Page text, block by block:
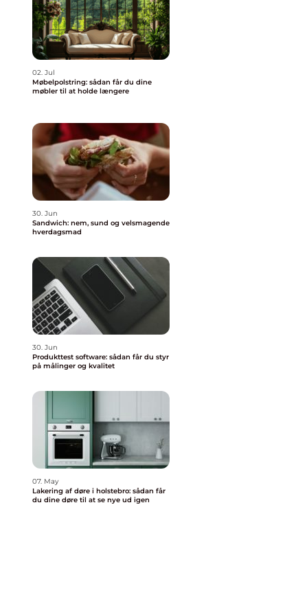
02. Jul
Møbelpolstring: sådan får du dine
møbler til at holde længere
30. Jun
Sandwich: nem, sund og velsmagende
hverdagsmad
30. Jun
Produkttest software: sådan får du styr
på målinger og kvalitet
07. May
Lakering af døre i holstebro: sådan får
du dine døre til at se nye ud igen